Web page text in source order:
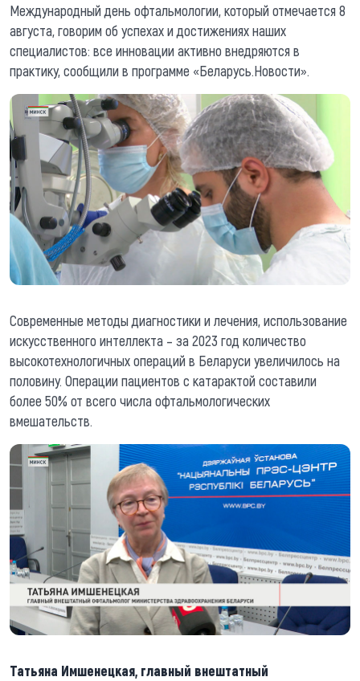
Международный день офтальмологии, который отмечается 8
августа, говорим об успехах и достижениях наших
специалистов: все инновации активно внедряются в
практику, сообщили в программе «Беларусь.Новости».
Современные методы диагностики и лечения, использование
искусственного интеллекта – за 2023 год количество
высокотехнологичных операций в Беларуси увеличилось на
половину. Операции пациентов с катарактой составили
более 50% от всего числа офтальмологических
вмешательств.
Татьяна Имшенецкая, главный внештатный